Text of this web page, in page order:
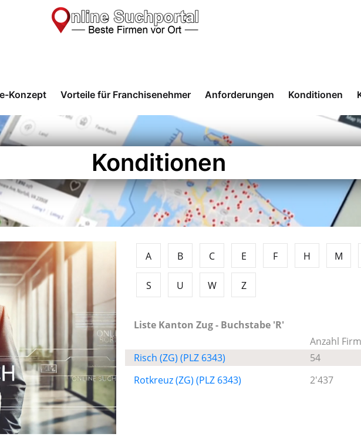
Konzept Vorteile für Franchisenehmer Anforderungen Konditionen
Konditionen
A B C E F H M
S U W Z
Liste Kanton Zug - Buchstabe 'R'
Anzahl
Risch (ZG) (PLZ 6343)
54
Rotkreuz (ZG) (PLZ 6343)
2'437